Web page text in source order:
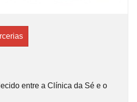
entre a Clínica da Sé e o